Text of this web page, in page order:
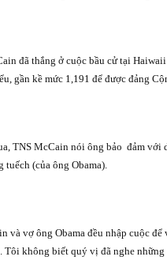
đã thắng ở cuộc bầu cử tại
gần kề mức 1,191 để được đảng
TNS McCain nói ông bảo đảm với
tuếch (của ông Obama).
và vợ ông Obama đều nhập cuộc
Tôi không biết quý vị đã nghe